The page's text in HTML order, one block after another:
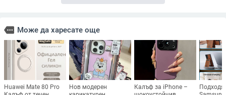
more Може да харесате още
Huawei Mate 80 Pro
Нов модерен
Калъф за iPhone –